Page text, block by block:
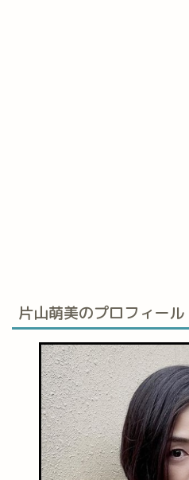
片山萌美のプロフィール